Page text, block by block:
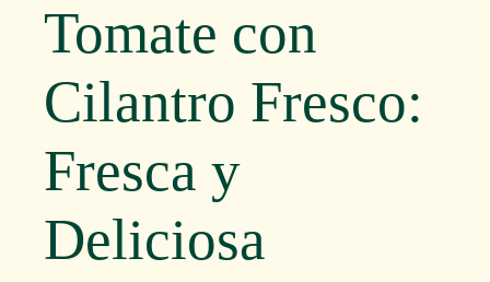
Tomate con
Cilantro Fresco:
Fresca y
Deliciosa